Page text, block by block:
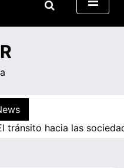
tránsito hacia las